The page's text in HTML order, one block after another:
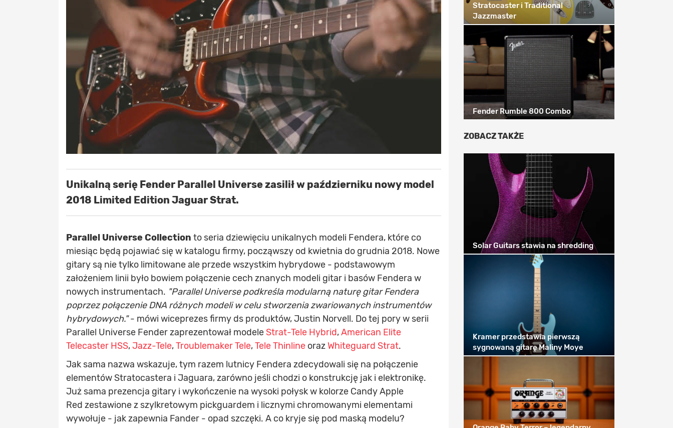
Unikalną serię Fender Parallel Universe zasilił w październiku nowy model
2018 Limited Edition Jaguar Strat.
Parallel Universe Collection to seria dziewięciu unikalnych modeli Fendera, które co
miesiąc będą pojawiać się w katalogu firmy, począwszy od kwietnia do grudnia 2018. Nowe
gitary są nie tylko limitowane ale przede wszystkim hybrydowe - podstawowym
założeniem linii było bowiem połączenie cech znanych modeli gitar i basów Fendera w
nowych instrumentach. "Parallel Universe podkreśla modularną naturę gitar Fendera
poprzez połączenie DNA różnych modeli w celu stworzenia zwariowanych instrumentów
hybrydowych."- mówi wiceprezes firmy ds produktów, Justin Norvell. Do tej pory w serii
Parallel Universe Fender zaprezentował modele Strat-Tele Hybrid,American Elite
Telecaster HSS,Jazz-Tele,Troublemaker Tele,Tele Thinline orazWhiteguard Strat.
Jak sama nazwa wskazuje, tym razem lutnicy Fendera zdecydowali się na połączenie
elementów Stratocastera i Jaguara, zarówno jeśli chodzi o konstrukcję jak i elektronikę.
Już sama prezencja gitary i wykończenie na wysoki połysk w kolorze Candy Apple
Red zestawione z szylkretowym pickguardem i licznymi chromowanymi elementami
wywołuje - jak zapewnia Fander - opad szczęki. A co kryje się pod maską modelu?
Stratocaster i Traditional
Jazzmaster
Fender Rumble 800 Combo
ZOBACZ TAKŻE
Solar Guitars stawia na shredding
Kramer przedstawia pierwszą
sygnowaną gitarę Maliny Moye